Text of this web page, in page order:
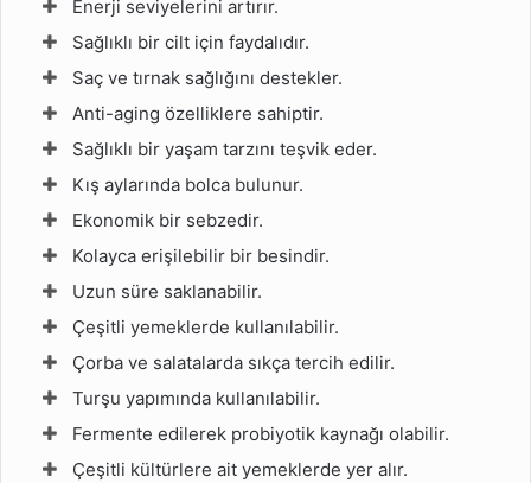
Enerji seviyelerini artırır.
Sağlıklı bir cilt için faydalıdır.
Saç ve tırnak sağlığını destekler.
Anti-aging özelliklere sahiptir.
Sağlıklı bir yaşam tarzını teşvik eder.
Kış aylarında bolca bulunur.
Ekonomik bir sebzedir.
Kolayca erişilebilir bir besindir.
Uzun süre saklanabilir.
Çeşitli yemeklerde kullanılabilir.
Çorba ve salatalarda sıkça tercih edilir.
Turşu yapımında kullanılabilir.
Fermente edilerek probiyotik kaynağı olabilir.
Çeşitli kültürlere ait yemeklerde yer alır.